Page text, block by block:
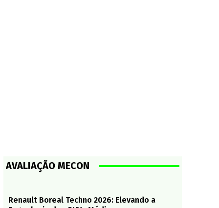
AVALIAÇÃO MECON
Renault Boreal Techno 2026: Elevando a